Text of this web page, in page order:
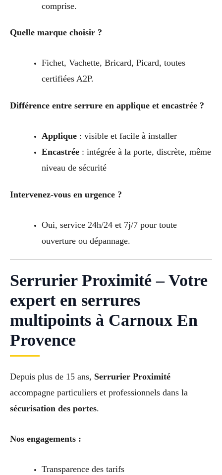
comprise.
Quelle marque choisir ?
Fichet, Vachette, Bricard, Picard, toutes
certifiées A2P.
Différence entre serrure en applique et encastrée ?
Applique: visible et facile à installer
Encastrée: intégrée à la porte, discrète, même
niveau de sécurité
Intervenez-vous en urgence ?
Oui, service 24h/24 et 7j/7 pour toute
ouverture ou dépannage.
Serrurier Proximité – Votre
expert en serrures
multipoints à Carnoux En
Provence
Depuis plus de 15 ans, Serrurier Proximité
accompagne particuliers et professionnels dans la
sécurisation des portes.
Nos engagements :
Transparence des tarifs